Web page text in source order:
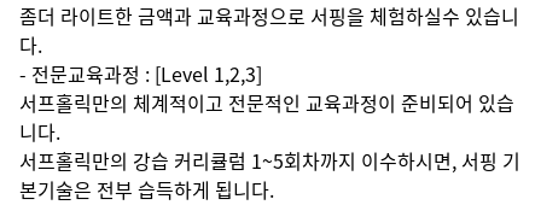
좀더 라이트한 금액과 교육과정으로 서핑을 체험하실수 있습니
다.
- 전문교육과정 : [Level 1,2,3]
서프홀릭만의 체계적이고 전문적인 교육과정이 준비되어 있습
니다.
서프홀릭만의 강습 커리큘럼 1~5회차까지 이수하시면, 서핑 기
본기술은 전부 습득하게 됩니다.